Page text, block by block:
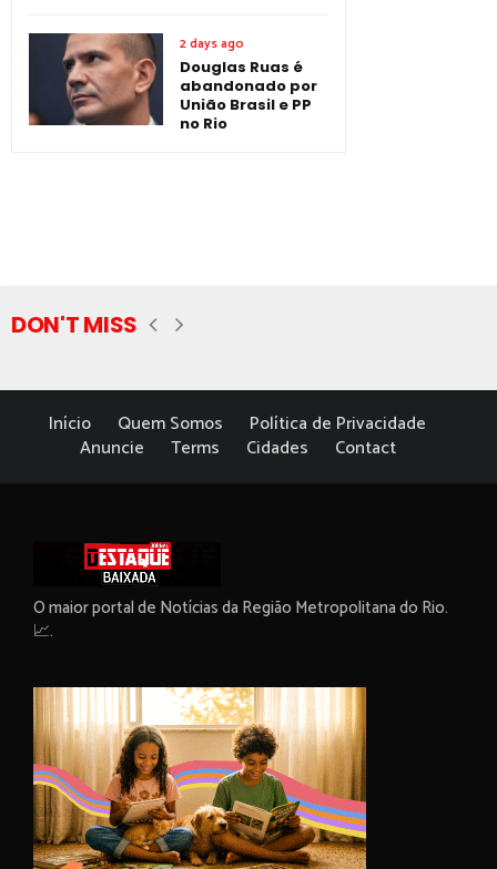
2 days ago
Douglas Ruas é
abandonado por
União Brasil e PP
no Rio
DON'T MISS
Início Quem Somos
Política de Privacidade
Anuncie
Terms Cidades Contact
O maior portal de Notícias da Região Metropolitana do Rio.
📈.